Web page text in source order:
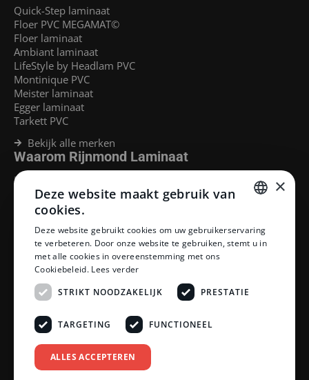
Quick-Step laminaat
Floer PVC MEGAMAT©
Floer laminaat
Ambiant laminaat
LifeStyle by Headlam PVC
Montinique PVC
Meister laminaat
Egger laminaat
Tarkett PVC
Bekijk alle merken
Waarom Rijnmond Laminaat
Legservice
Laminaat Capelle aan den Ijssel
Laminaat voor vloerverwarming
Klantenservice
Betaalmethoden
Openingstijden showroom
Afhalen en bezorgen
Retourprocedure
Veelgestelde vragen
Legservice
Neem contact op
Reviewpolicy
Privacy policy
DUTCH
×
Deze website maakt gebruik van
cookies.
Deze website gebruikt cookies om uw gebruikerservaring
te verbeteren. Door onze website te gebruiken, stemt u in
met alle cookies in overeenstemming met ons
Cookiebeleid. Lees verder
STRIKT NOODZAKELIJK
PRESTATIE
TARGETING FUNCTIONEEL
ALLES ACCEPTEREN